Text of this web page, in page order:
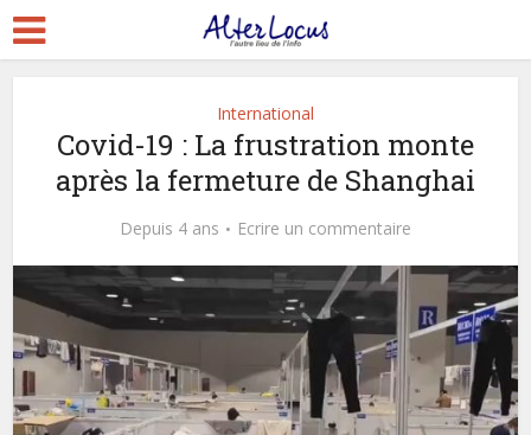
International
Covid-19 : La frustration monte
après la fermeture de Shanghai
Depuis 4 ans Ecrire un commentaire